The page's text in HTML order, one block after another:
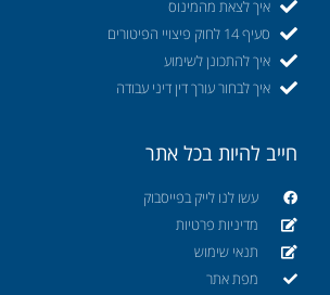
איך לצאת מהמינוס
סעיף 14 לחוק פיצויי הפיטורים
איך להתכונן לשימוע
איך לבחור עורך דין דיני עבודה
חייב להיות בכל אתר
עשו לנו לייק בפייסבוק
מדיניות פרטיות
תנאי שימוש
מפת אתר